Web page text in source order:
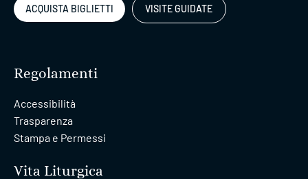
ACQUISTA BIGLIETTI VISITE GUIDATE
Regolamenti
Accessibilità
Trasparenza
Stampa e Permessi
Vita Liturgica